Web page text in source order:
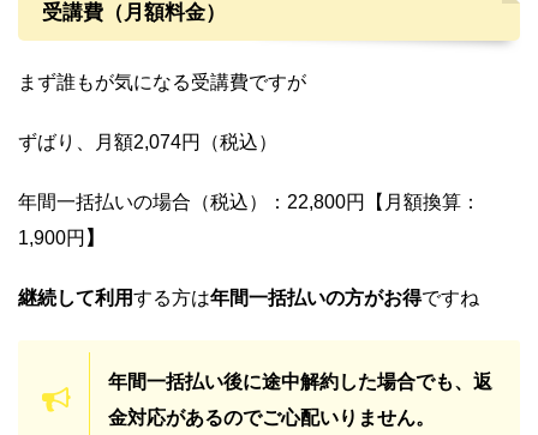
受講費（月額料金）
まず誰もが気になる受講費ですが
ずばり、 月額2,074円（税込）
年間一括払いの場合（税込）：22,800円
【月額換算：
1,900円 】
継続して利用する方は年間一括払いの方がお得ですね
年間一括払い後に途中解約した場合でも、返
金対応があるのでご心配いりません。